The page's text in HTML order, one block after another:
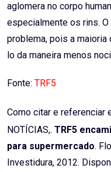
aglomera no corpo
especialmente os rins.
problema, pois a
lo da maneira menos
Fonte: TRF5
Como citar e referenciar
NOTÍCIAS,. TRF5
para supermercado.
Investidura, 2012.